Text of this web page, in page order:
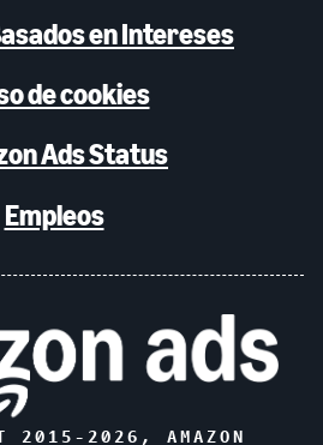
en Intereses
de cookies
Ads Status
Empleos
2015- 2026 , AMAZON